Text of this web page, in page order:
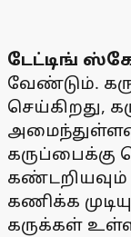
டேட்டிங்
வேண்டும்.
செய்கிறது,
கருப்பைக்கு
கண்டறியவும்
கணிக்க
கருக்கள்